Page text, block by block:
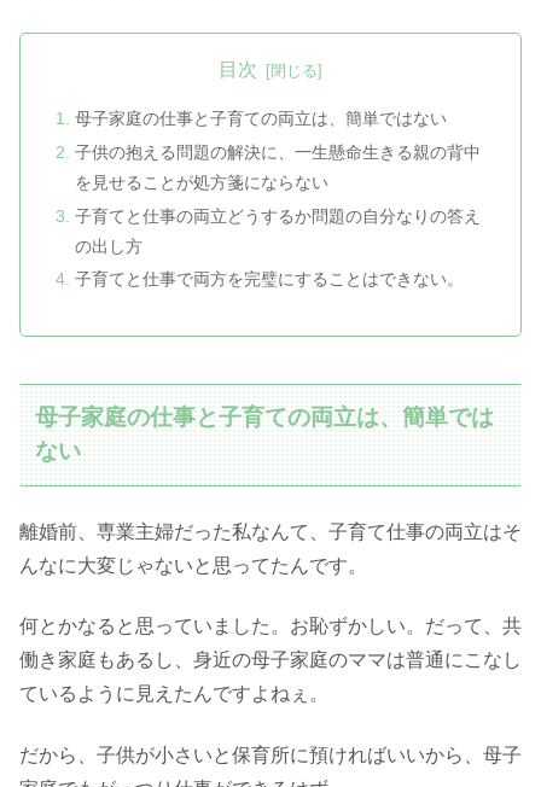
目次
母子家庭の仕事と子育ての両立は、簡単ではない
子供の抱える問題の解決に、一生懸命生きる親の背中
を見せることが処方箋にならない
子育てと仕事の両立どうするか問題の自分なりの答え
の出し方
子育てと仕事で両方を完璧にすることはできない。
母子家庭の仕事と子育ての両立は、簡単では
ない
離婚前、専業主婦だった私なんて、子育て仕事の両立はそ
んなに大変じゃないと思ってたんです。
何とかなると思っていました。お恥ずかしい。だって、共
働き家庭もあるし、身近の母子家庭のママは普通にこなし
ているように見えたんですよねぇ。
だから、子供が小さいと保育所に預ければいいから、母子